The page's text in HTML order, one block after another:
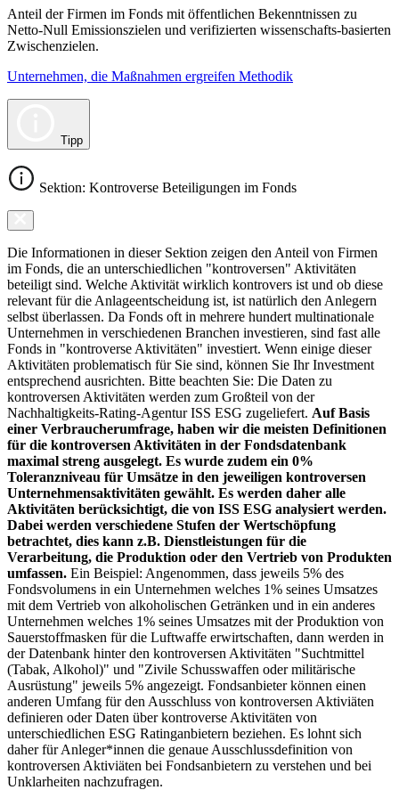
Anteil der Firmen im Fonds mit öffentlichen Bekenntnissen zu
Netto-Null Emissionszielen und verifizierten wissenschafts-basierten
Zwischenzielen.
Unternehmen, die Maßnahmen ergreifen Methodik
Tipp
Sektion: Kontroverse Beteiligungen im Fonds
Die Informationen in dieser Sektion zeigen den Anteil von Firmen
im Fonds, die an unterschiedlichen "kontroversen" Aktivitäten
beteiligt sind. Welche Aktivität wirklich kontrovers ist und ob diese
relevant für die Anlageentscheidung ist, ist natürlich den Anlegern
selbst überlassen. Da Fonds oft in mehrere hundert multinationale
Unternehmen in verschiedenen Branchen investieren, sind fast alle
Fonds in "kontroverse Aktivitäten" investiert. Wenn einige dieser
Aktivitäten problematisch für Sie sind, können Sie Ihr Investment
entsprechend ausrichten. Bitte beachten Sie: Die Daten zu
kontroversen Aktivitäten werden zum Großteil von der
Nachhaltigkeits-Rating-Agentur ISS ESG zugeliefert. Auf Basis
einer Verbraucherumfrage, haben wir die meisten Definitionen
für die kontroversen Aktivitäten in der Fondsdatenbank
maximal streng ausgelegt. Es wurde zudem ein 0%
Toleranzniveau für Umsätze in den jeweiligen kontroversen
Unternehmensaktivitäten gewählt. Es werden daher alle
Aktivitäten berücksichtigt, die von ISS ESG analysiert werden.
Dabei werden verschiedene Stufen der Wertschöpfung
betrachtet, dies kann z.B. Dienstleistungen für die
Verarbeitung, die Produktion oder den Vertrieb von Produkten
umfassen. Ein Beispiel: Angenommen, dass jeweils 5% des
Fondsvolumens in ein Unternehmen welches 1% seines Umsatzes
mit dem Vertrieb von alkoholischen Getränken und in ein anderes
Unternehmen welches 1% seines Umsatzes mit der Produktion von
Sauerstoffmasken für die Luftwaffe erwirtschaften, dann werden in
der Datenbank hinter den kontroversen Aktivitäten "Suchtmittel
(Tabak, Alkohol)" und "Zivile Schusswaffen oder militärische
Ausrüstung" jeweils 5% angezeigt. Fondsanbieter können einen
anderen Umfang für den Ausschluss von kontroversen Aktiviäten
definieren oder Daten über kontroverse Aktivitäten von
unterschiedlichen ESG Ratinganbietern beziehen. Es lohnt sich
daher für Anleger*innen die genaue Ausschlussdefinition von
kontroversen Aktiviäten bei Fondsanbietern zu verstehen und bei
Unklarheiten nachzufragen.